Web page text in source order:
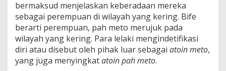
bermaksud menjelaskan keberadaan mereka
sebagai perempuan di wilayah yang kering. Bife
berarti perempuan, pah meto merujuk pada
wilayah yang kering. Para lelaki mengindetifikasi
diri atau disebut oleh pihak luar sebagai atoin meto,
yang juga menyingkatatoin pah meto.